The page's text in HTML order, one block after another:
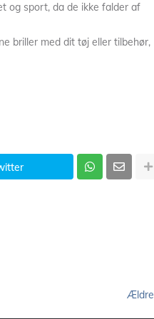
og sport, da de ikke falder af
briller med dit tøj eller tilbehør,
Ældre